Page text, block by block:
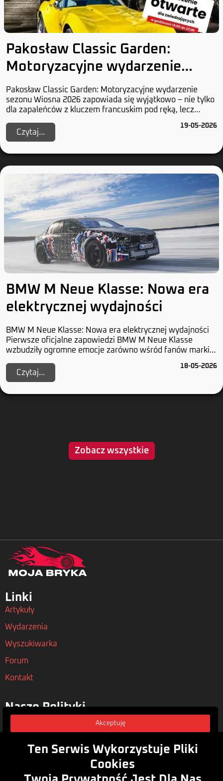
Pakosław Classic Garden:
Motoryzacyjne wydarzenie
sezonu
Pakosław Classic Garden: Motoryzacyjne wydarzenie
sezonu Wiosna 2026 zapowiada się wyjątkowo – nie tylko
dla zapaleńców z kluczem francuskim pod ręką, lecz
Czytaj...
19-05-2026
BMW M Neue Klasse: Nowa era
elektrycznej wydajności
BMW M Neue Klasse: Nowa era elektrycznej wydajności
Pierwsze oficjalne zapowiedzi BMW M Neue Klasse
wzbudziły ogromne emocje zarówno wśród fanów marki,
Czytaj...
18-05-2026
Zobacz wszystkie
Linki
Artykuły
Wydarzenia
Wyszukiwarka
Forum
Kontakt
Nasze Polityki
Akceptuję
Ten Serwis Wykorzystuje Pliki
Cookies